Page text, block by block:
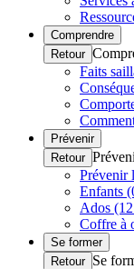
Comprendre
Retour
Faits
Prévenir
Retour
Prévenir
Enfants
Ados
Coffre à
Se former
Retour Se